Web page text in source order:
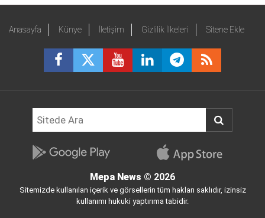
Anasayfa Künye İletişim Gizlilik İlkeleri Sitene Ekle
Mepa News © 2026
Sitemizde kullanılan içerik ve görsellerin tüm hakları saklıdır, izinsiz
kullanımı hukuki yaptırıma tabidir.